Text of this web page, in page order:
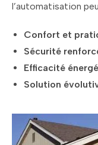
l’automatisation
Confort et
Sécurité
Efficacité
Solution